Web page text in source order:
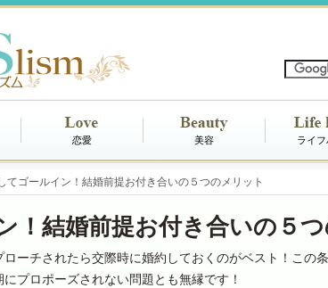
恋愛 美容 ライフ
てゴールイン！結婚前提お付き合いの５つのメリット
！結婚前提お付き合いの５
ーチされたら交際時に婚約しておくのがベスト！この
プロポーズされない問題とも無縁です！